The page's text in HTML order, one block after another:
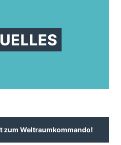
zum Weltraumkommando!